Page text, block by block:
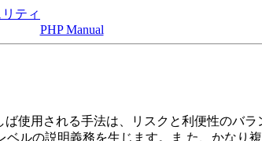
ティ
PHP Manual
使用される手法は、リスクと利便性のバ
ルの説明義務を生じます。ま た、かなり